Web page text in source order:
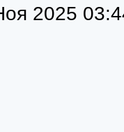
2025